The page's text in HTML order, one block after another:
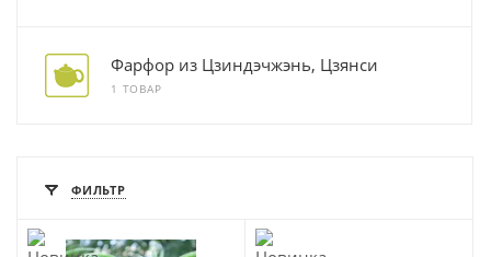
Фарфор из Цзиндэчжэнь, Цзянси
1 ТОВАР
ФИЛЬТР